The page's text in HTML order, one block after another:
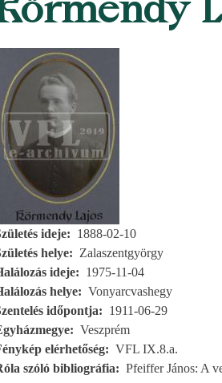
ideje
1888-02-10
helye
Zalaszentgyörgy
ideje
1975-11-04
helye
Vonyarcvashegy
időpontja
1911-06-29
Veszprém
elérhetőség
VFL IX.8.a.
szóló bibliográfia
Pfeiffer János: A